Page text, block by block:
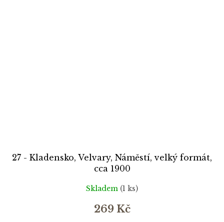
27 - Kladensko, Velvary, Náměstí, velký formát,
cca 1900
Skladem (1 ks)
269 Kč